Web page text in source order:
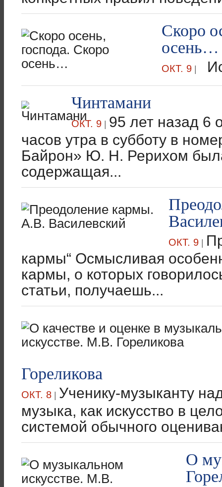
Скоро
осень…
ОКТ. 9 |
Чинтамани
ОКТ. 9 | 95 лет назад 6
часов утра в субботу в
Байрон» Ю. Н. Рерихом
содержащая...
ОКТ. 9 |
кармы“ Осмысливая
кармы, о которых
статьи, получаешь...
Гореликова
ОКТ. 8 | Ученику-музыканту
музыка, как искусство в
системой обычного
О